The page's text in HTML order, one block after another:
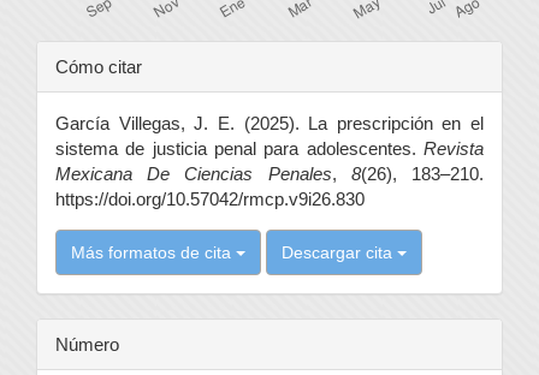
Detalles
del
artículo
Cómo citar
García Villegas, J. E. (2025). La prescripción en el
sistema de justicia penal para adolescentes. Revista
Mexicana De Ciencias Penales, 8(26), 183–210.
https://doi.org/10.57042/rmcp.v9i26.830
Más formatos de cita Descargar cita
Número